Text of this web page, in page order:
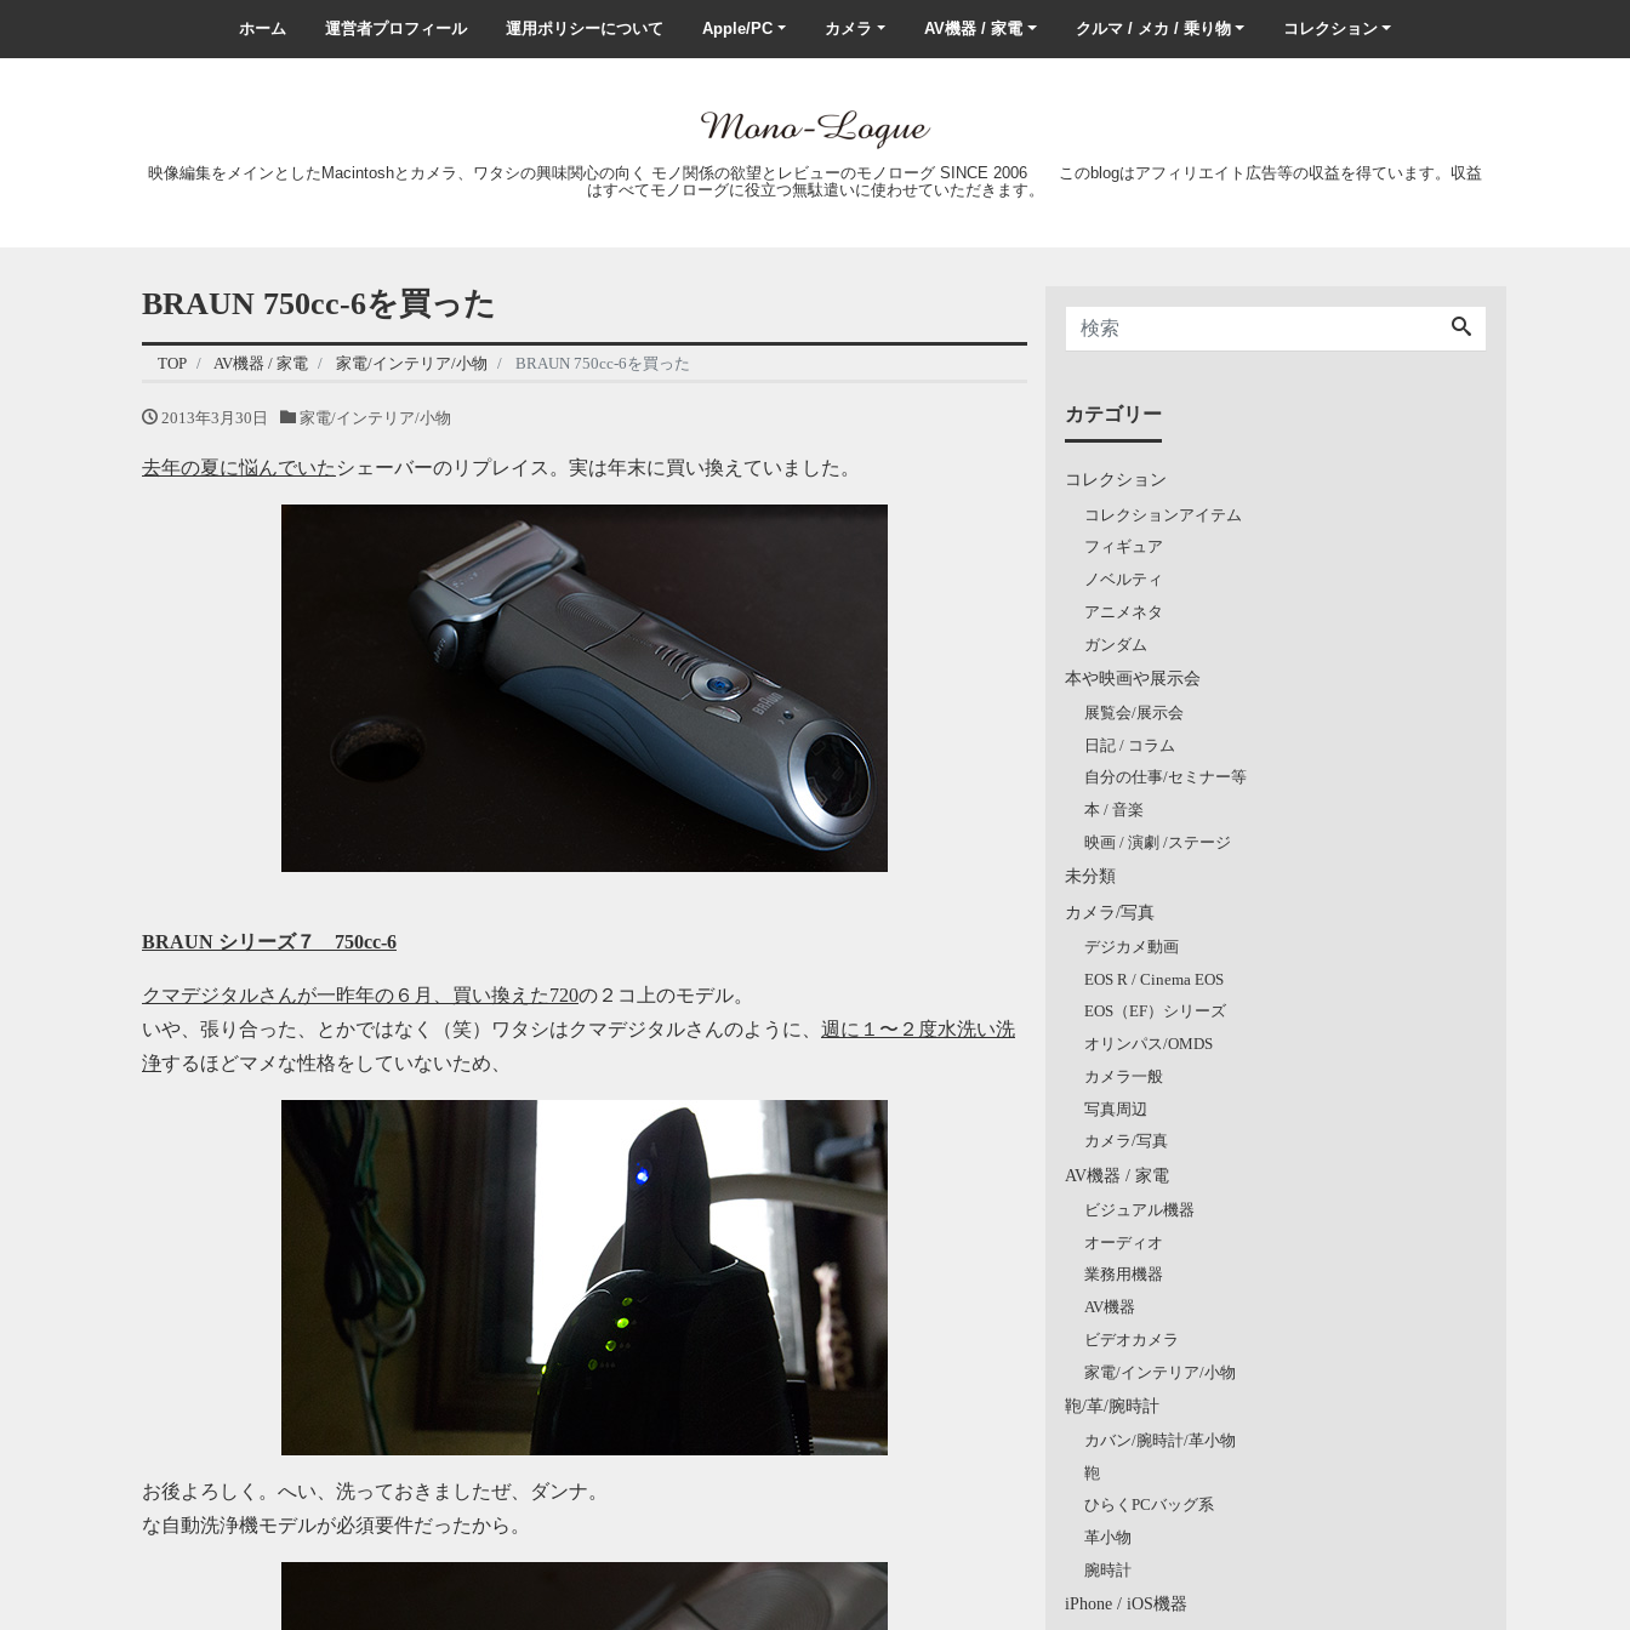
ホーム 運営者プロフィール 運用ポリシーについて Apple/PC カメラ AV機器 / 家電 クルマ / メカ / 乗り物 コレクション
映像編集をメインとしたMacintoshとカメラ、ワタシの興味関心の向く モノ関係の欲望とレビューのモノローグ SINCE 2006 このblogはアフィリエイト広告等の収益を得ています。収益
はすべてモノローグに役立つ無駄遣いに使わせていただきます。
BRAUN 750cc-6を買った
TOP AV機器 / 家電 家電/インテリア/小物 BRAUN 750cc-6を買った
2013年3月30日 家電/インテリア/小物
去年の夏に悩んでいた シェーバーのリプレイス。実は年末に買い換えていました。
BRAUN シリーズ７ 750cc-6
クマデジタルさんが一昨年の６月、買い換えた720の２コ上のモデル。
いや、張り合った、とかではなく（笑）ワタシはクマデジタルさんのように、 週に１〜２度水洗い洗
浄するほどマメな性格をしていないため、
お後よろしく。へい、洗っておきましたぜ、ダンナ。
な自動洗浄機モデルが必須要件だったから。
カテゴリー
コレクション
コレクションアイテム
フィギュア
ノベルティ
アニメネタ
ガンダム
本や映画や展示会
展覧会/展示会
日記 / コラム
自分の仕事/セミナー等
本 / 音楽
映画 / 演劇 /ステージ
未分類
カメラ/写真
デジカメ動画
EOS R / Cinema EOS
EOS（EF）シリーズ
オリンパス/OMDS
カメラ一般
写真周辺
カメラ/写真
AV機器 / 家電
ビジュアル機器
オーディオ
業務用機器
AV機器
ビデオカメラ
家電/インテリア/小物
鞄/革/腕時計
カバン/腕時計/革小物
鞄
ひらくPCバッグ系
革小物
腕時計
iPhone / iOS機器